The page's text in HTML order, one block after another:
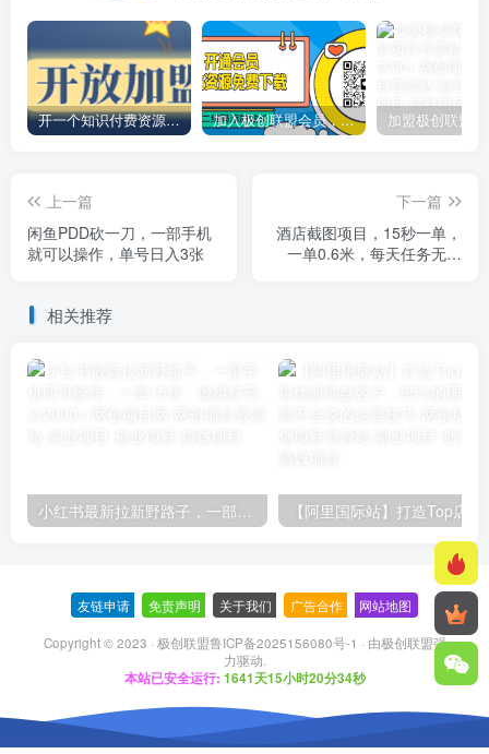
开一个知识付费资源网站，小白也能日入1000+ 加入极创联盟会员，全站资源免费学习。
上一篇
闲鱼PDD砍一刀，一部手机
就可以操作，单号日入3张
下一篇
酒店截图项目，15秒一单，
一单0.6米，每天任务无上
相关推荐
友链申请 免责声明 关于我们 广告合作 网站地图
Copyright © 2023 · 极创联盟鲁ICP备2025156080号-1 · 由极创联盟强
力驱动.
本站已安全运行: 1641天15小时20分35秒